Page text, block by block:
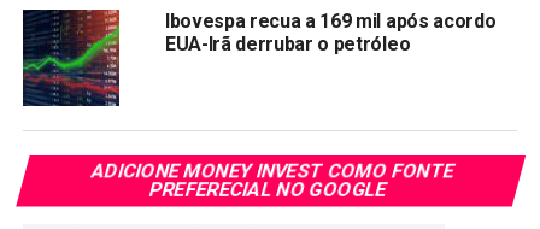
Ibovespa recua a 169 mil após acordo
EUA-Irã derrubar o petróleo
ADICIONE MONEY INVEST COMO FONTE
PREFERECIAL NO GOOGLE